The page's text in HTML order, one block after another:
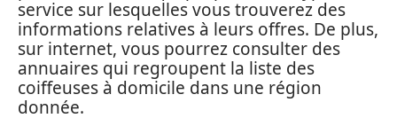
service sur lesquelles vous trouverez des
informations relatives à leurs offres. De plus,
sur internet, vous pourrez consulter des
annuaires qui regroupent la liste des
coiffeuses à domicile dans une région
donnée.